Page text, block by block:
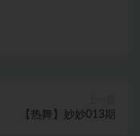
【热舞】妙妙013期